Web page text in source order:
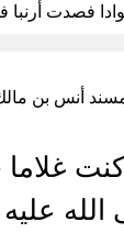
فصدت أرنبا
أنس بن مالك
غلاما
عليه